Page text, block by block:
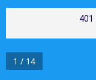
401
1 / 14